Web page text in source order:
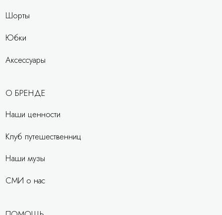
Шорты
Юбки
Аксессуары
О БРЕНДЕ
Наши ценности
Клуб путешественниц
Наши музы
СМИ о нас